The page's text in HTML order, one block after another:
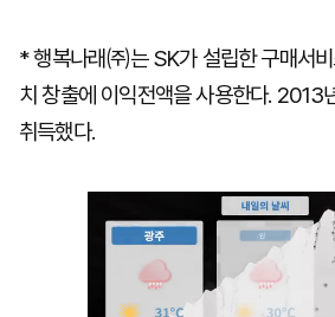
* 행복나래㈜는 SK가 설립한 구매서
치 창출에 이익전액을 사용한다. 2013
취득했다.